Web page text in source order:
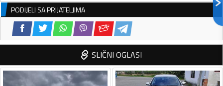
PODIJELI SA PRIJATELJIMA
SLIČNI OGLASI